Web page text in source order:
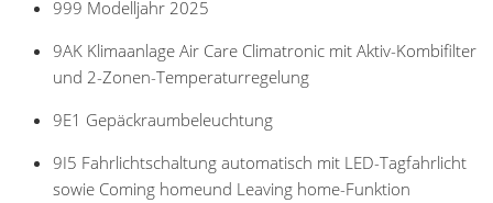
999 Modelljahr 2025
9AK Klimaanlage Air Care Climatronic mit Aktiv-Kombifilter
und 2-Zonen-Temperaturregelung
9E1 Gepäckraumbeleuchtung
9I5 Fahrlichtschaltung automatisch mit LED-Tagfahrlicht
sowie Coming homeund Leaving home-Funktion